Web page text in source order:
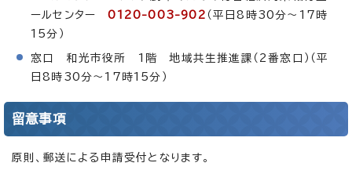
ールセンター0120-003-902 （平日8時30分～17時
15分）
窓口 和光市役所 1階 地域共生推進課（2番窓口）（平
日8時30分～17時15分）
留意事項
原則、郵送による申請受付となります。